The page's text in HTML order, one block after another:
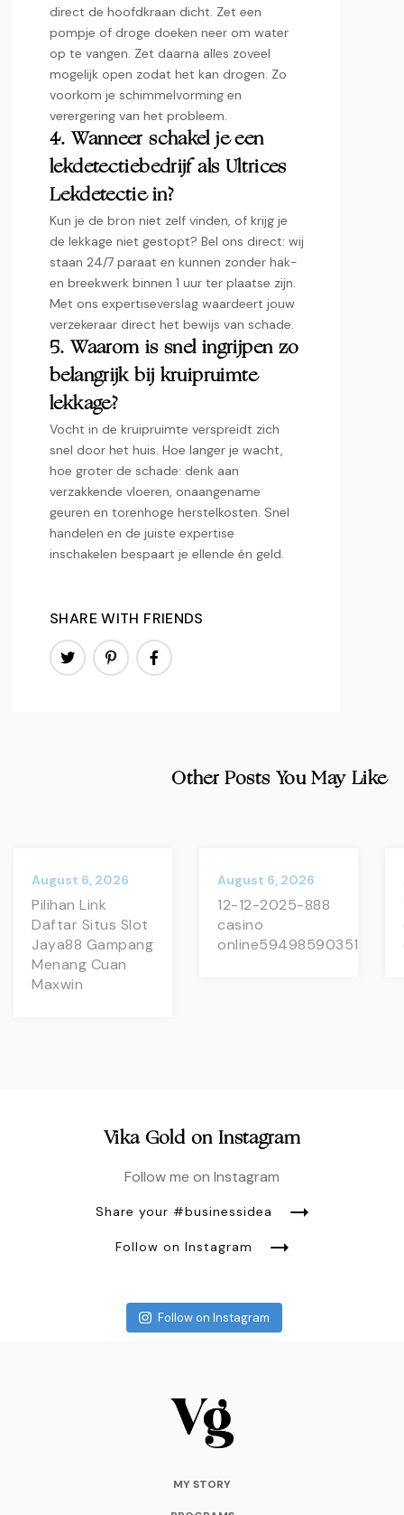
direct de hoofdkraan dicht.​ Zet een
pompje of droge doeken neer om water
op te vangen.​ Zet daarna alles zoveel
mogelijk open zodat het kan drogen.​ Zo
voorkom je schimmelvorming en
verergering van het probleem.​
4.​ Wanneer schakel je een
lekdetectiebedrijf als Ultrices
Lekdetectie in?
Kun je de bron niet zelf vinden, of krijg je
de lekkage niet gestopt? Bel ons direct: wij
staan 24/7 paraat en kunnen zonder hak-
en breekwerk binnen 1 uur ter plaatse zijn.​
Met ons expertiseverslag waardeert jouw
verzekeraar direct het bewijs van schade.​
5.​ Waarom is snel ingrijpen zo
belangrijk bij kruipruimte
lekkage?
Vocht in de kruipruimte verspreidt zich
snel door het huis.​ Hoe langer je wacht,
hoe groter de schade: denk aan
verzakkende vloeren, onaangename
geuren en torenhoge herstelkosten.​ Snel
handelen en de juiste expertise
inschakelen bespaart je ellende én geld.​
SHARE WITH FRIENDS
Other Posts You May Like
August 6, 2026
Pilihan Link
Daftar Situs Slot
Jaya88 Gampang
Menang Cuan
Maxwin
August 6, 2026
12-12-2025-888
casino
online594985903517
Vika Gold on Instagram
Follow me on Instagram
Share your #businessidea
Follow on Instagram
Follow on Instagram
MY STORY